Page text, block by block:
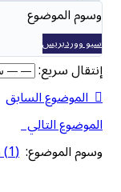
وسوم الموضوع
سيو ووردبريس
إنتقال سريع:
الموضوع السابق
الموضوع التالي
وسوم الموضوع:(1) سيو ووردبريس